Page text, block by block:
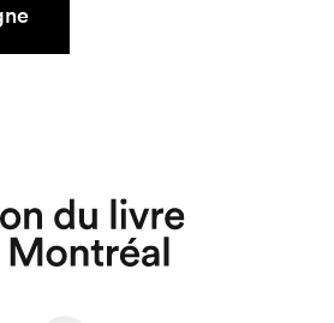
cherchez-vous?